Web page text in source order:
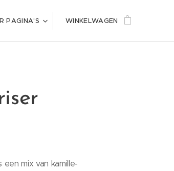
PAGINA'S WINKELWAGEN
mix van kamille-